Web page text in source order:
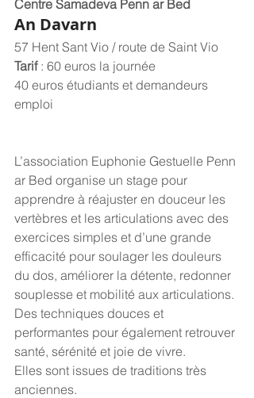
Centre Samadeva Penn ar Bed
An Davarn
57 Hent Sant Vio / route de Saint Vio
Tarif : 60 euros la journée
40 euros étudiants et demandeurs
emploi
L’association Euphonie Gestuelle Penn
ar Bed organise un stage pour
apprendre à réajuster en douceur les
vertèbres et les articulations avec des
exercices simples et d’une grande
efficacité pour soulager les douleurs
du dos, améliorer la détente, redonner
souplesse et mobilité aux articulations.
Des techniques douces et
performantes pour également retrouver
santé, sérénité et joie de vivre.
Elles sont issues de traditions très
anciennes.